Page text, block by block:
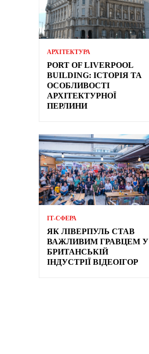
АРХІТЕКТУРА
PORT OF LIVERPOOL
BUILDING: ІСТОРІЯ ТА
ОСОБЛИВОСТІ
АРХІТЕКТУРНОЇ
ПЕРЛИНИ
ІТ-СФЕРА
ЯК ЛІВЕРПУЛЬ СТАВ
ВАЖЛИВИМ ГРАВЦЕМ У
БРИТАНСЬКІЙ
ІНДУСТРІЇ ВІДЕОІГОР